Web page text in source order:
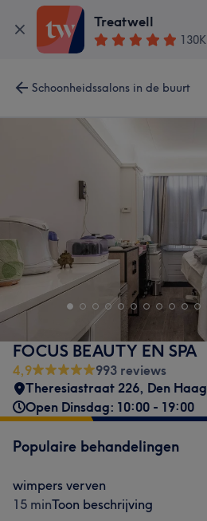
Treatwell
130K
Schoonheidssalons in de buurt
FOCUS BEAUTY EN SPA
4,9
993 reviews
Theresiastraat 226, Den Haag
Open Dinsdag: 10:00 - 19:00
Populaire behandelingen
wimpers verven
15 minToon beschrijving